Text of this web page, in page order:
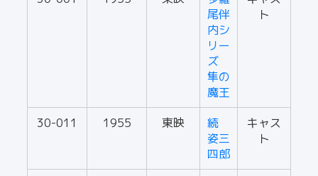
尾伴
内シ
リー
ズ
隼の
魔王
ト
30-011 1955 東映
続
姿三
四郎
キャス
ト